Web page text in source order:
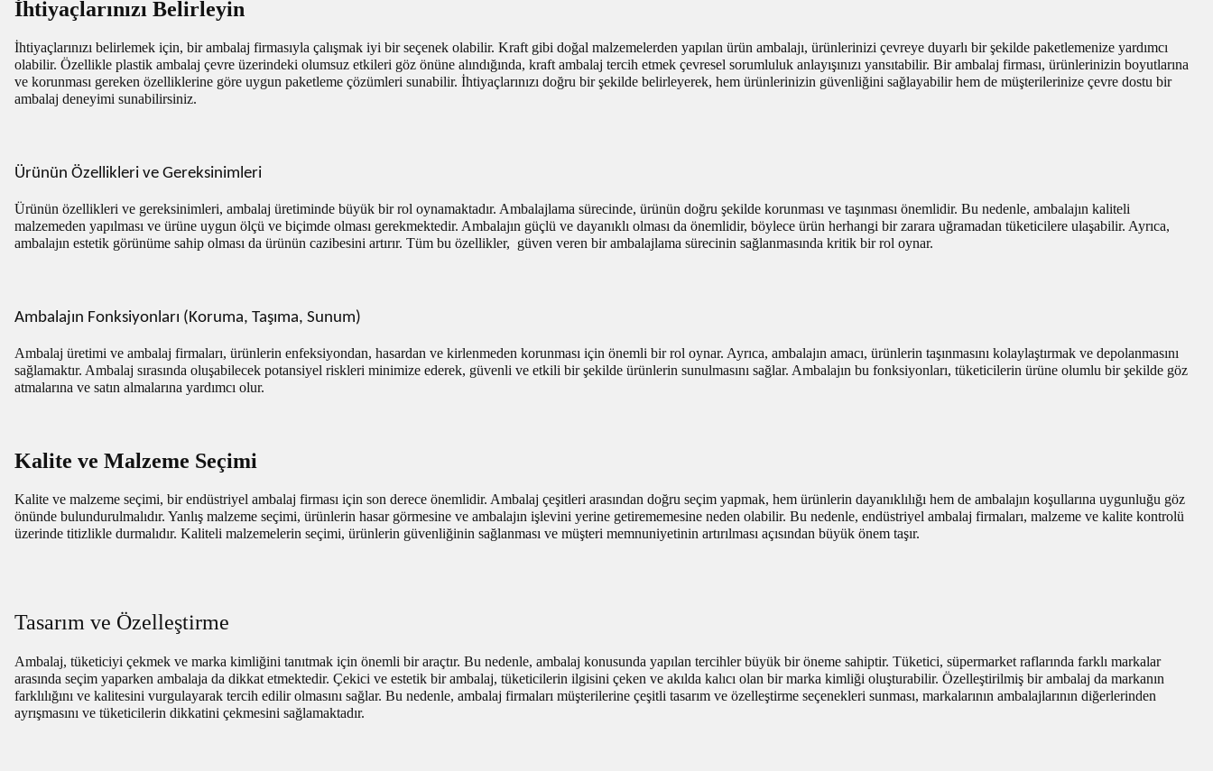
İhtiyaçlarınızı Belirleyin
İhtiyaçlarınızı belirlemek için, bir ambalaj firmasıyla çalışmak iyi bir seçenek olabilir. Kraft gibi doğal malzemelerden yapılan ürün ambalajı, ürünlerinizi çevreye duyarlı bir şekilde paketlemenize yardımcı
olabilir. Özellikle plastik ambalaj çevre üzerindeki olumsuz etkileri göz önüne alındığında, kraft ambalaj tercih etmek çevresel sorumluluk anlayışınızı yansıtabilir. Bir ambalaj firması, ürünlerinizin boyutlarına
ve korunması gereken özelliklerine göre uygun paketleme çözümleri sunabilir. İhtiyaçlarınızı doğru bir şekilde belirleyerek, hem ürünlerinizin güvenliğini sağlayabilir hem de müşterilerinize çevre dostu bir
ambalaj deneyimi sunabilirsiniz.
Ürünün Özellikleri ve Gereksinimleri
Ürünün özellikleri ve gereksinimleri, ambalaj üretiminde büyük bir rol oynamaktadır. Ambalajlama sürecinde, ürünün doğru şekilde korunması ve taşınması önemlidir. Bu nedenle, ambalajın kaliteli
malzemeden yapılması ve ürüne uygun ölçü ve biçimde olması gerekmektedir. Ambalajın güçlü ve dayanıklı olması da önemlidir, böylece ürün herhangi bir zarara uğramadan tüketicilere ulaşabilir. Ayrıca,
ambalajın estetik görünüme sahip olması da ürünün cazibesini artırır. Tüm bu özellikler, güven veren bir ambalajlama sürecinin sağlanmasında kritik bir rol oynar.
Ambalajın Fonksiyonları (Koruma, Taşıma, Sunum)
Ambalaj üretimi ve ambalaj firmaları, ürünlerin enfeksiyondan, hasardan ve kirlenmeden korunması için önemli bir rol oynar. Ayrıca, ambalajın amacı, ürünlerin taşınmasını kolaylaştırmak ve depolanmasını
sağlamaktır. Ambalaj sırasında oluşabilecek potansiyel riskleri minimize ederek, güvenli ve etkili bir şekilde ürünlerin sunulmasını sağlar. Ambalajın bu fonksiyonları, tüketicilerin ürüne olumlu bir şekilde göz
atmalarına ve satın almalarına yardımcı olur.
Kalite ve Malzeme Seçimi
Kalite ve malzeme seçimi, bir endüstriyel ambalaj firması için son derece önemlidir. Ambalaj çeşitleri arasından doğru seçim yapmak, hem ürünlerin dayanıklılığı hem de ambalajın koşullarına uygunluğu göz
önünde bulundurulmalıdır. Yanlış malzeme seçimi, ürünlerin hasar görmesine ve ambalajın işlevini yerine getirememesine neden olabilir. Bu nedenle, endüstriyel ambalaj firmaları, malzeme ve kalite kontrolü
üzerinde titizlikle durmalıdır. Kaliteli malzemelerin seçimi, ürünlerin güvenliğinin sağlanması ve müşteri memnuniyetinin artırılması açısından büyük önem taşır.
Tasarım ve Özelleştirme
Ambalaj, tüketiciyi çekmek ve marka kimliğini tanıtmak için önemli bir araçtır. Bu nedenle, ambalaj konusunda yapılan tercihler büyük bir öneme sahiptir. Tüketici, süpermarket raflarında farklı markalar
arasında seçim yaparken ambalaja da dikkat etmektedir. Çekici ve estetik bir ambalaj, tüketicilerin ilgisini çeken ve akılda kalıcı olan bir marka kimliği oluşturabilir. Özelleştirilmiş bir ambalaj da markanın
farklılığını ve kalitesini vurgulayarak tercih edilir olmasını sağlar. Bu nedenle, ambalaj firmaları müşterilerine çeşitli tasarım ve özelleştirme seçenekleri sunması, markalarının ambalajlarının diğerlerinden
ayrışmasını ve tüketicilerin dikkatini çekmesini sağlamaktadır.